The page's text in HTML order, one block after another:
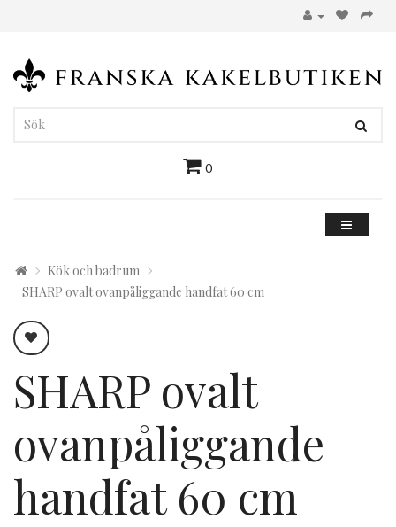
0
Kök och badrum
SHARP ovalt ovanpåliggande handfat 60 cm
SHARP ovalt
ovanpåliggande
handfat 60 cm